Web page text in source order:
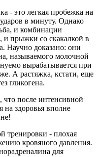
- это легкая пробежка на
в минуту. Однако
и комбинации
и прыжки со скакалкой в
Научно доказано: они
называемого молочной
вырабатывается при
А растяжка, кстати, еще
гликогена.
что после интенсивной
на здоровья вполне
тренировки - плохая
кровяного давления.
для